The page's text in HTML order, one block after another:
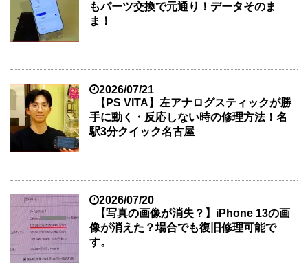
もパーツ交換で元通り！データそのま
ま！
2026/07/21
【PS VITA】左アナログスティックが勝
手に動く・反応しない時の修理方法！名
駅3分クイック名古屋
2026/07/20
【写真の画像が消失？】iPhone 13の画
像が消えた？場合でも復旧修理可能で
す。